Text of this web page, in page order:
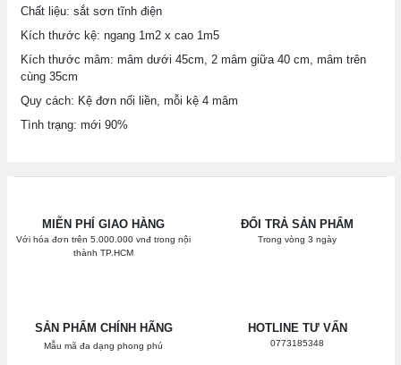
Chất liệu: sắt sơn tĩnh điện
Kích thước kệ: ngang 1m2 x cao 1m5
Kích thước mâm: mâm dưới 45cm, 2 mâm giữa 40 cm, mâm trên
cùng 35cm
Quy cách: Kệ đơn nối liền, mỗi kệ 4 mâm
Tình trạng: mới 90%
MIỄN PHÍ GIAO HÀNG
Với hóa đơn trên 5.000.000 vnđ trong nội
thành TP.HCM
ĐỔI TRẢ SẢN PHẨM
Trong vòng 3 ngày
SẢN PHẨM CHÍNH HÃNG
Mẫu mã đa dạng phong phú
HOTLINE TƯ VẤN
0773185348